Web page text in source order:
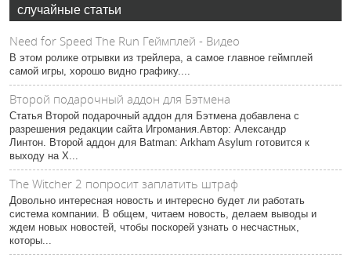
случайные статьи
Need for Speed The Run Геймплей - Видео
В этом ролике отрывки из трейлера, а самое главное геймплей
самой игры, хорошо видно графику....
Второй подарочный аддон для Бэтмена
Статья Второй подарочный аддон для Бэтмена добавлена с
разрешения редакции сайта Игромания.Автор: Александр
Линтон. Второй аддон для Batman: Arkham Asylum готовится к
выходу на X...
The Witcher 2 попросит заплатить штраф
Довольно интересная новость и интересно будет ли работать
система компании. В общем, читаем новость, делаем выводы и
ждем новых новостей, чтобы поскорей узнать о несчастных,
которы...